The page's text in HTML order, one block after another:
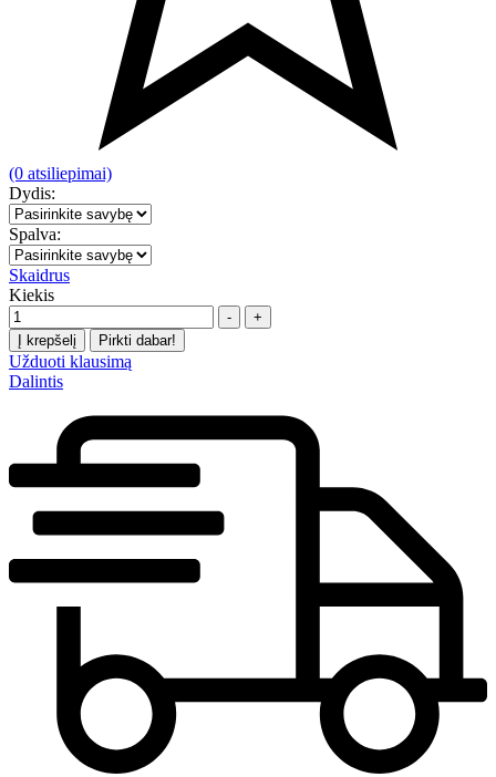
(0 atsiliepimai)
Dydis:
Spalva:
Skaidrus
Kiekis
-
+
Į krepšelį
Pirkti dabar!
Užduoti klausimą
Dalintis